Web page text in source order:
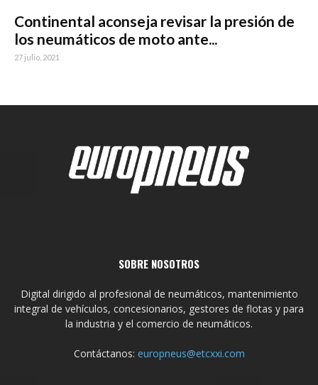
Continental aconseja revisar la presión de
los neumáticos de moto ante...
27 julio, 2021
SOBRE NOSOTROS
Digital dirigido al profesional de neumáticos, mantenimiento
integral de vehículos, concesionarios, gestores de flotas y para
la industria y el comercio de neumáticos.
Contáctanos: europneus@etcxxi.com